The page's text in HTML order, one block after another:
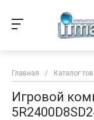
Главная / Каталог
Игровой